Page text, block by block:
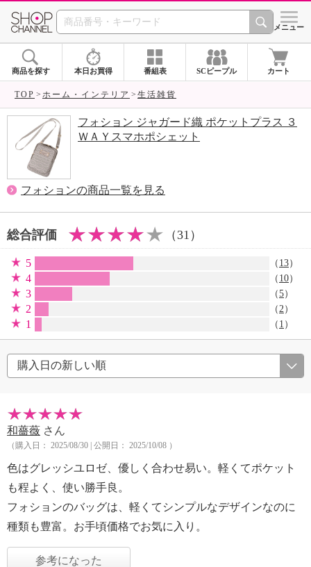
SHOP CHANNEL シメニュー
商品を探す 本日お買得 番組表 SCピープル カート
TOP ホーム・インテリア 生活雑貨
フォション ジャガード織 ポケットプラス ３
ＷＡＹスマホポシェット
フォションの商品一覧を見る
総合評価 （31）
5 （ 13）
4 （ 10）
3 （5）
2 （2）
1 （ 1 ）
和薔薇 さん
（購入日： 2025/08/30 | 公開日： 2025/10/08 ）
色はグレッシユロゼ、優しく合わせ易い。軽くてポケット
も程よく、使い勝手良。
フォションのバッグは、軽くてシンプルなデザインなのに
種類も豊富。お手頃価格でお気に入り。
参考になった